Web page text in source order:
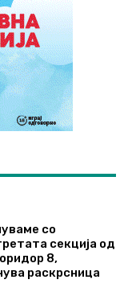
со
секција од
8,
раскрсница